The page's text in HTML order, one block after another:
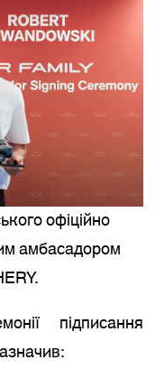
офіційно
амбасадором
підписання